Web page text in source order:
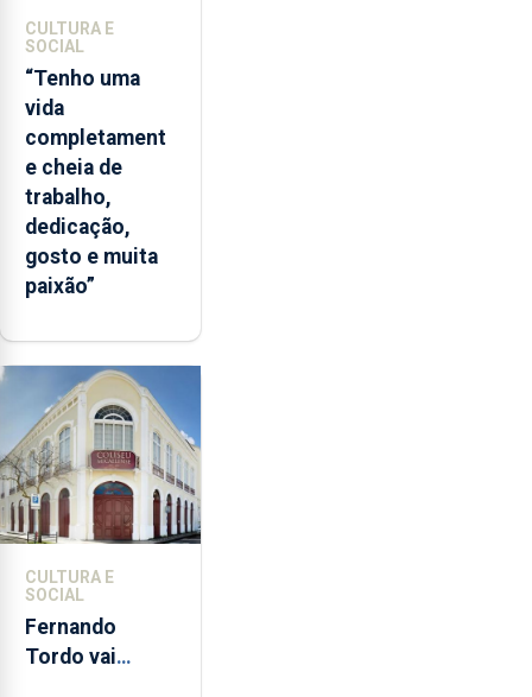
CULTURA E
SOCIAL
“Tenho uma
vida
completament
e cheia de
trabalho,
dedicação,
gosto e muita
paixão”
CULTURA E
SOCIAL
Fernando
Tordo vai